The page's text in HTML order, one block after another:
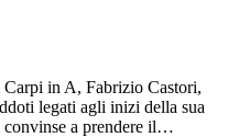
in A, Fabrizio Castori,
legati agli inizi della sua
a prendere il…